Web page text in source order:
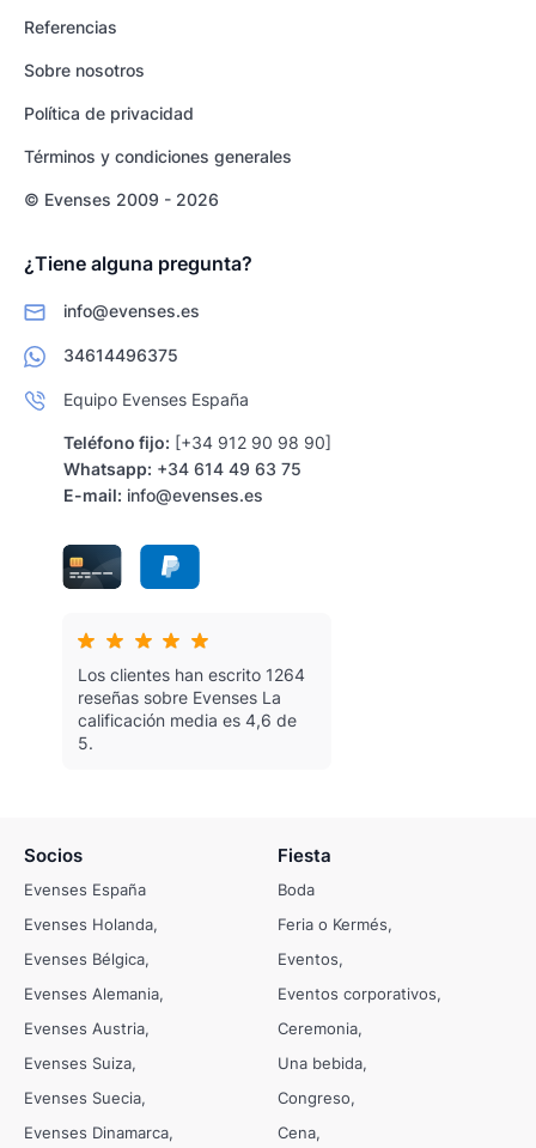
Referencias
Sobre nosotros
Política de privacidad
Términos y condiciones generales
© Evenses 2009 - 2026
¿Tiene alguna pregunta?
info@evenses.es
34614496375
Equipo Evenses España
Teléfono fijo: [+34 912 90 98 90]
Whatsapp: +34 614 49 63 75
E-mail: info@evenses.es
Los clientes han escrito 1264
reseñas sobre Evenses La
calificación media es 4,6 de
5.
Socios
Evenses España
Evenses Holanda
Evenses Bélgica
Evenses Alemania
Evenses Austria
Evenses Suiza
Evenses Suecia
Evenses Dinamarca
Fiesta
Boda
Feria o Kermés
Eventos
Eventos corporativos
Ceremonia
Una bebida
Congreso
Cena